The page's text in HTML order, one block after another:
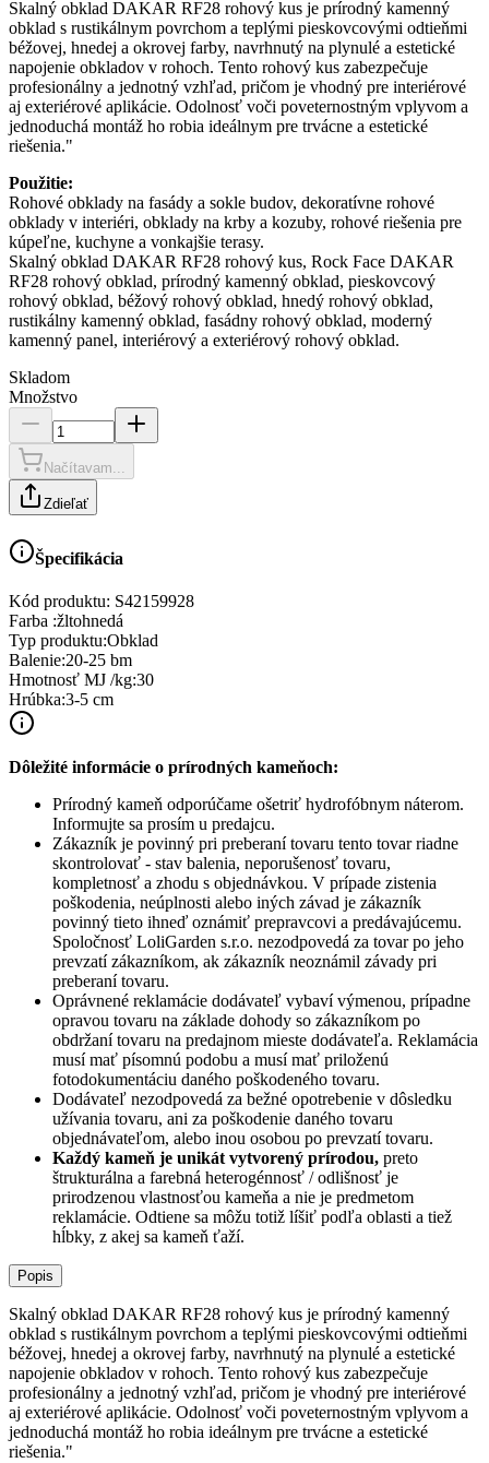
Skalný obklad DAKAR RF28 rohový kus je prírodný kamenný
obklad s rustikálnym povrchom a teplými pieskovcovými odtieňmi
béžovej, hnedej a okrovej farby, navrhnutý na plynulé a estetické
napojenie obkladov v rohoch. Tento rohový kus zabezpečuje
profesionálny a jednotný vzhľad, pričom je vhodný pre interiérové
aj exteriérové aplikácie. Odolnosť voči poveternostným vplyvom a
jednoduchá montáž ho robia ideálnym pre trvácne a estetické
riešenia."
Použitie:
Rohové obklady na fasády a sokle budov, dekoratívne rohové
obklady v interiéri, obklady na krby a kozuby, rohové riešenia pre
kúpeľne, kuchyne a vonkajšie terasy.
Skalný obklad DAKAR RF28 rohový kus, Rock Face DAKAR
RF28 rohový obklad, prírodný kamenný obklad, pieskovcový
rohový obklad, béžový rohový obklad, hnedý rohový obklad,
rustikálny kamenný obklad, fasádny rohový obklad, moderný
kamenný panel, interiérový a exteriérový rohový obklad.
Skladom
Množstvo
Načítavam...
Zdieľať
Špecifikácia
Kód produktu: S42159928
Farba :žltohnedá
Typ produktu:Obklad
Balenie:20-25 bm
Hmotnosť MJ /kg:30
Hrúbka:3-5 cm
Dôležité informácie o prírodných kameňoch:
Prírodný kameň odporúčame ošetriť hydrofóbnym náterom.
Informujte sa prosím u predajcu.
Zákazník je povinný pri preberaní tovaru tento tovar riadne
skontrolovať - stav balenia, neporušenosť tovaru,
kompletnosť a zhodu s objednávkou. V prípade zistenia
poškodenia, neúplnosti alebo iných závad je zákazník
povinný tieto ihneď oznámiť prepravcovi a predávajúcemu.
Spoločnosť LoliGarden s.r.o. nezodpovedá za tovar po jeho
prevzatí zákazníkom, ak zákazník neoznámil závady pri
preberaní tovaru.
Oprávnené reklamácie dodávateľ vybaví výmenou, prípadne
opravou tovaru na základe dohody so zákazníkom po
obdržaní tovaru na predajnom mieste dodávateľa. Reklamácia
musí mať písomnú podobu a musí mať priloženú
fotodokumentáciu daného poškodeného tovaru.
Dodávateľ nezodpovedá za bežné opotrebenie v dôsledku
užívania tovaru, ani za poškodenie daného tovaru
objednávateľom, alebo inou osobou po prevzatí tovaru.
Každý kameň je unikát vytvorený prírodou, preto
štrukturálna a farebná heterogénnosť / odlišnosť je
prirodzenou vlastnosťou kameňa a nie je predmetom
reklamácie. Odtiene sa môžu totiž líšiť podľa oblasti a tiež
hĺbky, z akej sa kameň ťaží.
Popis
Skalný obklad DAKAR RF28 rohový kus je prírodný kamenný
obklad s rustikálnym povrchom a teplými pieskovcovými odtieňmi
béžovej, hnedej a okrovej farby, navrhnutý na plynulé a estetické
napojenie obkladov v rohoch. Tento rohový kus zabezpečuje
profesionálny a jednotný vzhľad, pričom je vhodný pre interiérové
aj exteriérové aplikácie. Odolnosť voči poveternostným vplyvom a
jednoduchá montáž ho robia ideálnym pre trvácne a estetické
riešenia."